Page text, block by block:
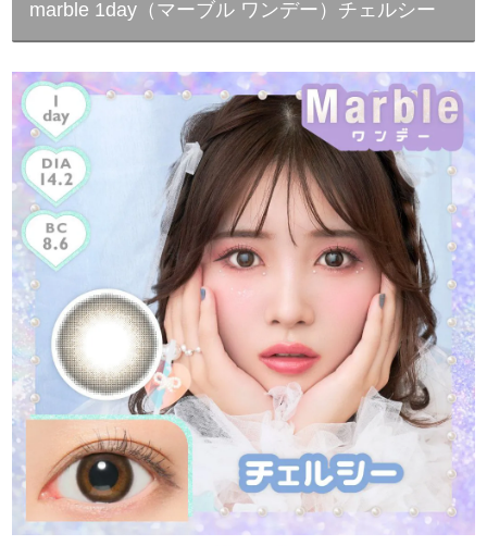
marble 1day（マーブル ワンデー）チェルシー